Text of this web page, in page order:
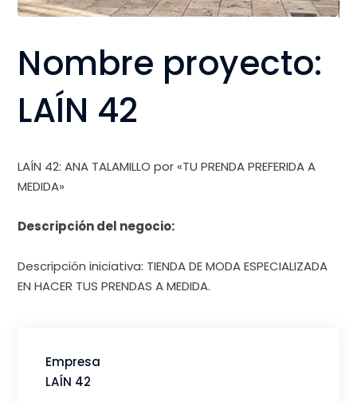
Nombre proyecto:
LAÍN 42
LAÍN 42: ANA TALAMILLO por «TU PRENDA PREFERIDA A
MEDIDA»
Descripción del negocio:
Descripción iniciativa: TIENDA DE MODA ESPECIALIZADA
EN HACER TUS PRENDAS A MEDIDA.
Empresa
LAÍN 42